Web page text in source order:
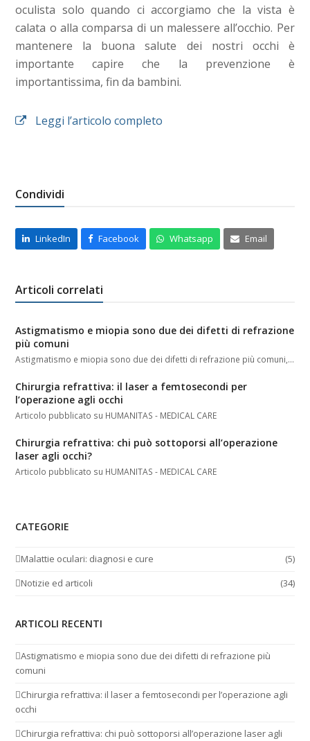
oculista solo quando ci accorgiamo che la vista è
calata o alla comparsa di un malessere all’occhio. Per
mantenere la buona salute dei nostri occhi è
importante capire che la prevenzione è
importantissima, fin da bambini.
Leggi l’articolo completo
Condividi
LinkedIn Facebook Whatsapp Email
Articoli correlati
Astigmatismo e miopia sono due dei difetti di refrazione
più comuni
Astigmatismo e miopia sono due dei difetti di refrazione più comuni,…
Chirurgia refrattiva: il laser a femtosecondi per
l’operazione agli occhi
Articolo pubblicato su HUMANITAS - MEDICAL CARE
Chirurgia refrattiva: chi può sottoporsi all’operazione
laser agli occhi?
Articolo pubblicato su HUMANITAS - MEDICAL CARE
CATEGORIE
Malattie oculari: diagnosi e cure
(5)
Notizie ed articoli
(34)
ARTICOLI RECENTI
Astigmatismo e miopia sono due dei difetti di refrazione più
comuni
Chirurgia refrattiva: il laser a femtosecondi per l’operazione agli
occhi
Chirurgia refrattiva: chi può sottoporsi all’operazione laser agli